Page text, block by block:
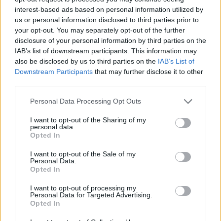
interest-based ads based on personal information utilized by
us or personal information disclosed to third parties prior to
your opt-out. You may separately opt-out of the further
disclosure of your personal information by third parties on the
IAB’s list of downstream participants. This information may
also be disclosed by us to third parties on the IAB’s List of
Downstream Participants that may further disclose it to other
Personal Data Processing Opt Outs
I want to opt-out of the Sharing of my
personal data.
Opted In
I want to opt-out of the Sale of my
Personal Data.
Opted In
I want to opt-out of processing my
Personal Data for Targeted Advertising.
Opted In
contratto,con un accordo che sarebbe già stato
trovato. Rinnovo che va in scia a quello di Romero, altro
ex Juventus. Bentancur nell’ultima stagione è stato
decisivo nel percorso europeo, che ha regalato al
Tottenham a vincere un trofeo dopo 17 anni. Dai quarti alla
finale di Bilbao, Bentancur è sempre stato presente, dando
solidità al centrocampo di Ppstecoglou. La sua avventura
nel nord di Londra continua.